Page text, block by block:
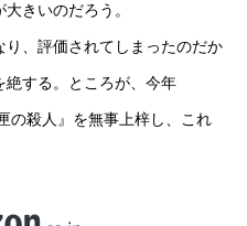
きいのだろう。
、評価されてしまったのだか
絶する。ところが、今年
の殺人』を無事上梓し、これ